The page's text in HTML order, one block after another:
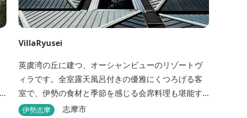
VillaRyusei
英虞湾の丘に建つ、オーシャンビューのリゾートヴ
ィラです。全室露天風呂付きの優雅にくつろげる客
室で、伊勢の食材と季節を感じる会席料理も堪能す
ることができます。
伊勢志摩 志摩市